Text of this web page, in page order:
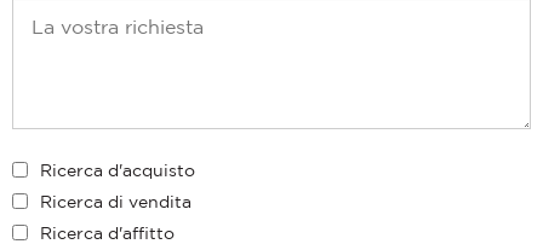
Ricerca d'acquisto
Ricerca di vendita
Ricerca d'affitto